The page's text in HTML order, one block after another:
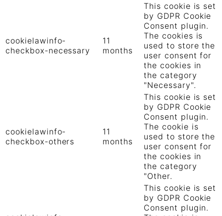
cookielawinfo-
checkbox-necessary
11
months
This cookie is set
by GDPR Cookie
Consent plugin.
The cookies is
used to store the
user consent for
the cookies in
the category
"Necessary".
cookielawinfo-
checkbox-others
11
months
This cookie is set
by GDPR Cookie
Consent plugin.
The cookie is
used to store the
user consent for
the cookies in
the category
"Other.
This cookie is set
by GDPR Cookie
Consent plugin.